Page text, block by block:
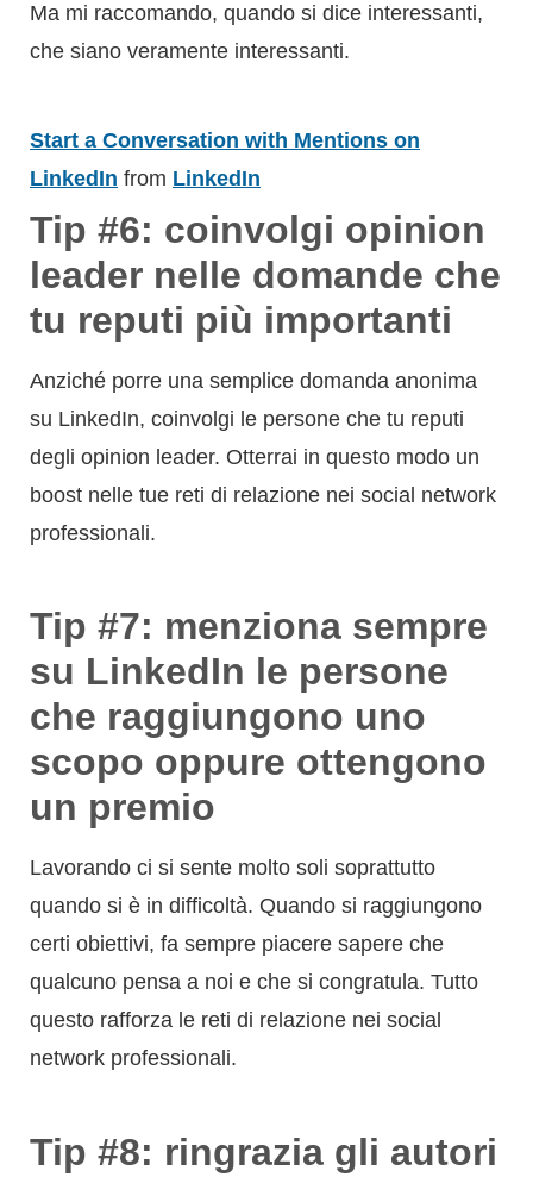
Ma mi raccomando, quando si dice interessanti,
che siano veramente interessanti.
Start a Conversation with Mentions on
LinkedIn from LinkedIn
Tip #6: coinvolgi opinion
leader nelle domande che
tu reputi più importanti
Anziché porre una semplice domanda anonima
su LinkedIn, coinvolgi le persone che tu reputi
degli opinion leader. Otterrai in questo modo un
boost nelle tue reti di relazione nei social network
professionali.
Tip #7: menziona sempre
su LinkedIn le persone
che raggiungono uno
scopo oppure ottengono
un premio
Lavorando ci si sente molto soli soprattutto
quando si è in difficoltà. Quando si raggiungono
certi obiettivi, fa sempre piacere sapere che
qualcuno pensa a noi e che si congratula. Tutto
questo rafforza le reti di relazione nei social
network professionali.
Tip #8: ringrazia gli autori